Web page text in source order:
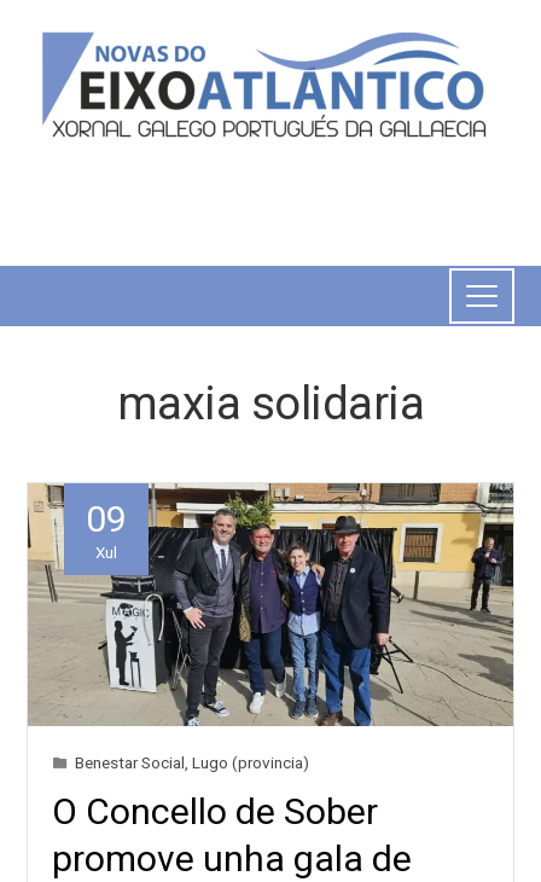
maxia solidaria
09
Xul
Benestar Social ,Lugo (provincia)
O Concello de Sober
promove unha gala de